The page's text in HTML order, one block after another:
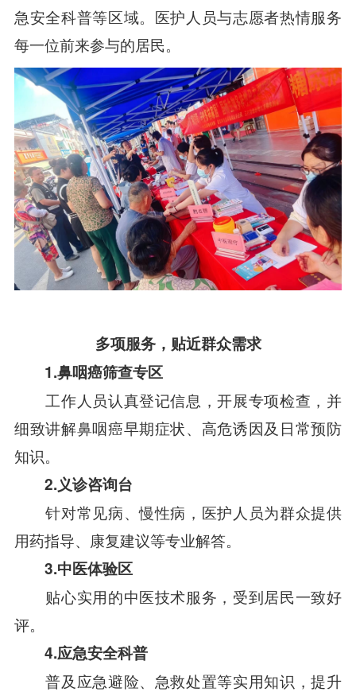
急安全科普等区域。医护人员与志愿者热情服务
每一位前来参与的居民。
多项服务，贴近群众需求
1.鼻咽癌筛查专区
工作人员认真登记信息，开展专项检查，并
细致讲解鼻咽癌早期症状、高危诱因及日常预防
知识。
2.义诊咨询台
针对常见病、慢性病，医护人员为群众提供
用药指导、康复建议等专业解答。
3.中医体验区
贴心实用的中医技术服务，受到居民一致好
评。
4.应急安全科普
普及应急避险、急救处置等实用知识，提升